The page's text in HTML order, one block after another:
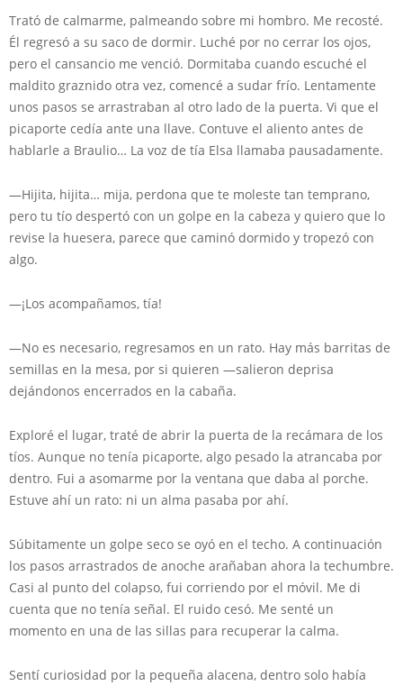
Trató de calmarme, palmeando sobre mi hombro. Me recosté.
Él regresó a su saco de dormir. Luché por no cerrar los ojos,
pero el cansancio me venció. Dormitaba cuando escuché el
maldito graznido otra vez, comencé a sudar frío. Lentamente
unos pasos se arrastraban al otro lado de la puerta. Vi que el
picaporte cedía ante una llave. Contuve el aliento antes de
hablarle a Braulio… La voz de tía Elsa llamaba pausadamente.
—Hijita, hijita… mija, perdona que te moleste tan temprano,
pero tu tío despertó con un golpe en la cabeza y quiero que lo
revise la huesera, parece que caminó dormido y tropezó con
algo.
—¡Los acompañamos, tía!
—No es necesario, regresamos en un rato. Hay más barritas de
semillas en la mesa, por si quieren —salieron deprisa
dejándonos encerrados en la cabaña.
Exploré el lugar, traté de abrir la puerta de la recámara de los
tíos. Aunque no tenía picaporte, algo pesado la atrancaba por
dentro. Fui a asomarme por la ventana que daba al porche.
Estuve ahí un rato: ni un alma pasaba por ahí.
Súbitamente un golpe seco se oyó en el techo. A continuación
los pasos arrastrados de anoche arañaban ahora la techumbre.
Casi al punto del colapso, fui corriendo por el móvil. Me di
cuenta que no tenía señal. El ruido cesó. Me senté un
momento en una de las sillas para recuperar la calma.
Sentí curiosidad por la pequeña alacena, dentro solo había